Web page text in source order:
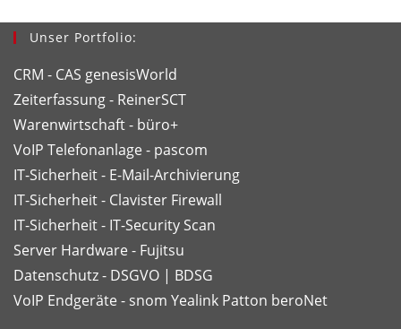
Unser Portfolio:
CRM - CAS genesisWorld
Zeiterfassung - ReinerSCT
Warenwirtschaft - büro+
VoIP Telefonanlage - pascom
IT-Sicherheit - E-Mail-Archivierung
IT-Sicherheit - Clavister Firewall
IT-Sicherheit - IT-Security Scan
Server Hardware - Fujitsu
Datenschutz - DSGVO | BDSG
VoIP Endgeräte - snom Yealink Patton beroNet